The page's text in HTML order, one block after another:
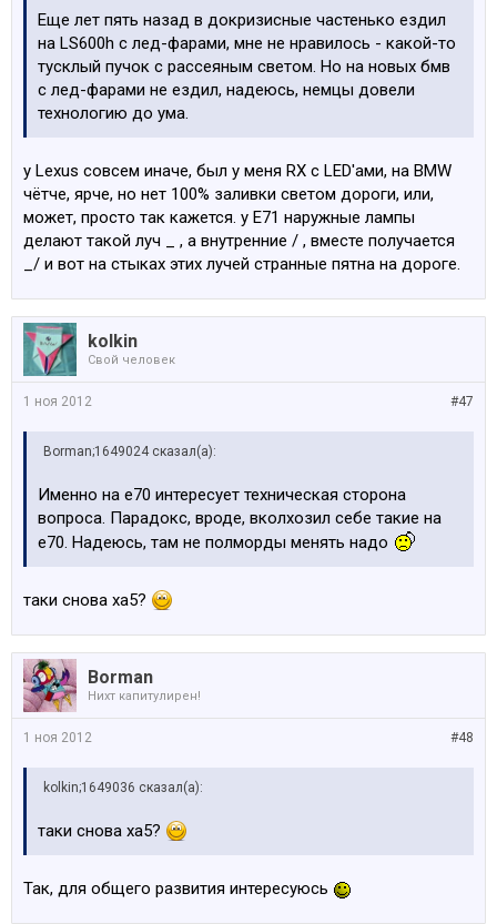
Еще лет пять назад в докризисные частенько ездил
на LS600h с лед-фарами, мне не нравилось - какой-то
тусклый пучок с рассеяным светом. Но на новых бмв
с лед-фарами не ездил, надеюсь, немцы довели
технологию до ума.
у Lexus совсем иначе, был у меня RX с LED'ами, на BMW
чётче, ярче, но нет 100% заливки светом дороги, или,
может, просто так кажется. у E71 наружные лампы
делают такой луч _ , а внутренние / , вместе получается
_/ и вот на стыках этих лучей странные пятна на дороге.
kolkin
Свой человек
#47
1 ноя 2012
Borman;1649024 сказал(а):
Именно на е70 интересует техническая сторона
вопроса. Парадокс, вроде, вколхозил себе такие на
е70. Надеюсь, там не полморды менять надо
таки снова ха5?
Borman
Нихт капитулирен!
#48
1 ноя 2012
kolkin;1649036 сказал(а):
таки снова ха5?
Так, для общего развития интересуюсь